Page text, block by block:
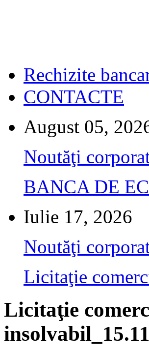
Rechizite
CONTACTE
August 05,
Noutăţi
BANCA DE
Iulie 17, 2026
Noutăţi
Licitaţie
Licitaţie